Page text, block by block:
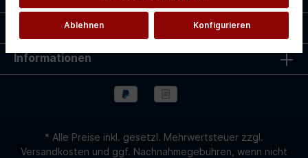
Shopservice
Informationen
* Alle Preise inkl. gesetzl. Mehrwertsteuer zzgl.
Versandkosten und ggf. Nachnahmegebühren, wenn nicht
Ablehnen Konfigurieren